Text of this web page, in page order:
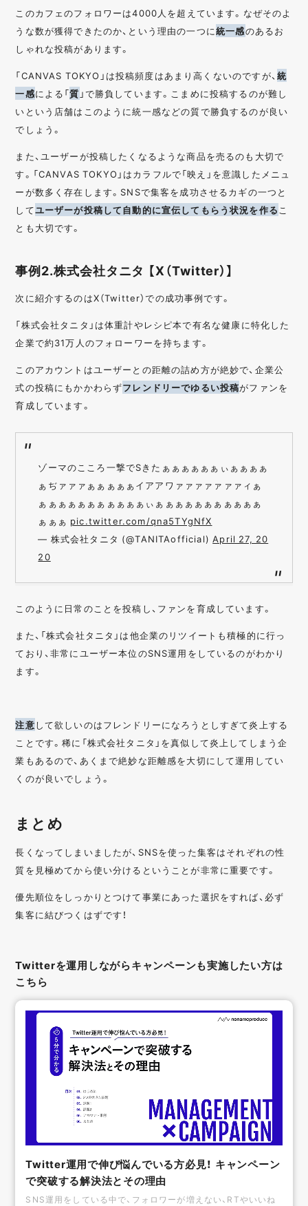
このカフェのフォロワーは4000人を超えています。なぜそのよ
うな数が獲得できたのか、という理由の一つに統一感のあるお
しゃれな投稿があります。
「CANVAS TOKYO」は投稿頻度はあまり高くないのですが、 統
一感による「質 」で勝負しています。こまめに投稿するのが難し
いという店舗はこのように統一感などの質で勝負するのが良い
でしょう。
また、ユーザーが投稿したくなるような商品を売るのも大切で
す。「CANVAS TOKYO」はカラフルで「映え」を意識したメニュ
ーが数多く存在します。SNSで集客を成功させるカギの一つと
してユーザーが投稿して自動的に宣伝してもらう状況を作る こ
とも大切です。
事例2.株式会社タニタ 【X（Twitter）】
次に紹介するのはX（Twitter）での成功事例です。
「株式会社タニタ 」は体重計やレシピ本で有名な健康に特化した
企業で約31万人のフォローワーを持ちます。
このアカウントはユーザーとの距離の詰め方が絶妙で、企業公
式の投稿にもかかわらずフレンドリーでゆるい投稿がファンを
育成しています。
ゾーマのこころ一撃でSきたぁぁぁぁぁぁぃぁぁぁぁ
ぁぢァァァぁぁぁぁぁイアアワァァァァァァァィぁ
ぁぁぁぁぁぁぁぁぁぁぁぃぁぁぁぁぁぁぁぁぁぁぁ
ぁぁぁ pic.twitter.com/qna5TYgNfX
— 株式会社タニタ (@TANITAofficial)April 27, 20
20
このように日常のことを投稿し、ファンを育成しています。
また、「株式会社タニタ」は他企業のリツイートも積極的に行っ
ており、非常にユーザー本位のSNS運用をしているのがわかり
ます。
注意して欲しいのはフレンドリーになろうとしすぎて炎上する
ことです。稀に「株式会社タニタ」を真似して炎上してしまう企
業もあるので、あくまで絶妙な距離感を大切にして運用してい
くのが良いでしょう。
まとめ
長くなってしまいましたが、SNSを使った集客はそれぞれの性
質を見極めてから使い分けるということが非常に重要です。
優先順位をしっかりとつけて事業にあった選択をすれば、必ず
集客に結びつくはずです！
Twitterを運用しながらキャンペーンも実施したい方は
こちら
Twitter運用で伸び悩んでいる方必見！ キャンペーン
で突破する解決法とその理由
SNS運用をしている中で、フォロワーが増えない、RTやいいね